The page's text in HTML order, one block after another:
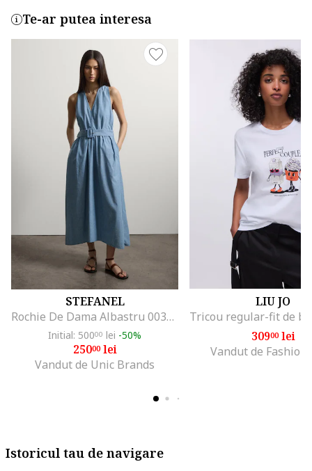
Te-ar putea interesa
STEFANEL
Rochie De Dama Albastru 003570963
Initial: 50000 lei -50%
25000lei
Vandut de Unic Brands
LIU JO
30900lei
Vandut de Fashion
Istoricul tau de navigare